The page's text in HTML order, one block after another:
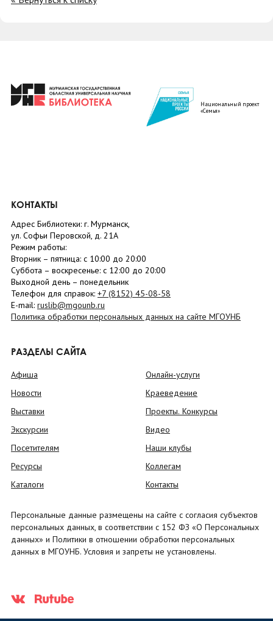
Национальный проект
«Семья»
КОНТАКТЫ
Адрес Библиотеки: г. Мурманск,
ул. Софьи Перовской, д. 21А
Режим работы:
Вторник – пятница: с 10:00 до 20:00
Суббота – воскресенье: c 12:00 до 20:00
Выходной день – понедельник
Телефон для справок: +7 (8152) 45-08-58
E-mail: ruslib@mgounb.ru
Политика обработки персональных данных на сайте МГОУНБ
РАЗДЕЛЫ САЙТА
Афиша
Новости
Выставки
Экскурсии
Посетителям
Ресурсы
Каталоги
Онлайн-услуги
Краеведение
Проекты. Конкурсы
Видео
Наши клубы
Коллегам
Контакты
Персональные данные размещены на сайте с согласия субъектов
персональных данных, в соответствии с 152 ФЗ «О Персональных
данных» и Политики в отношении обработки персональных
данных в МГОУНБ. Условия и запреты не установлены.